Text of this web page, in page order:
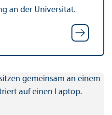
an der Universität.